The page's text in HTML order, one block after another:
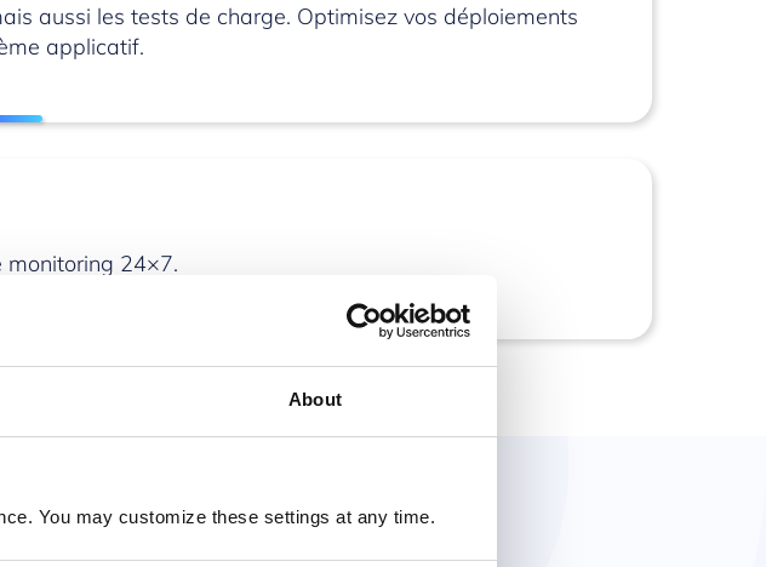
About
You may customize these settings at any time.
aussi les tests de charge. Optimisez vos déploiements
applicatif.
monitoring 24×7.